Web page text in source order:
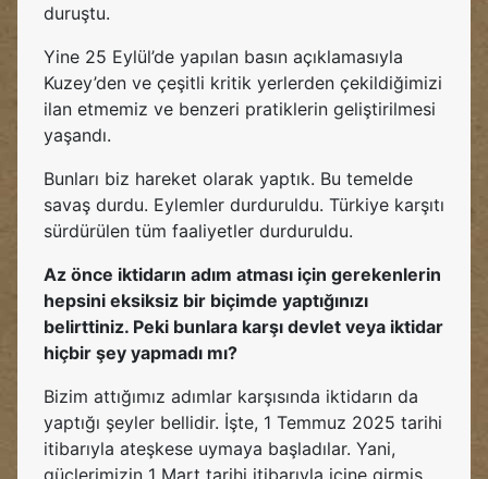
duruştu.
Yine 25 Eylül’de yapılan basın açıklamasıyla
Kuzey’den ve çeşitli kritik yerlerden çekildiğimizi
ilan etmemiz ve benzeri pratiklerin geliştirilmesi
yaşandı.
Bunları biz hareket olarak yaptık. Bu temelde
savaş durdu. Eylemler durduruldu. Türkiye karşıtı
sürdürülen tüm faaliyetler durduruldu.
Az önce iktidarın adım atması için gerekenlerin
hepsini eksiksiz bir biçimde yaptığınızı
belirttiniz. Peki bunlara karşı devlet veya iktidar
hiçbir şey yapmadı mı?
Bizim attığımız adımlar karşısında iktidarın da
yaptığı şeyler bellidir. İşte, 1 Temmuz 2025 tarihi
itibarıyla ateşkese uymaya başladılar. Yani,